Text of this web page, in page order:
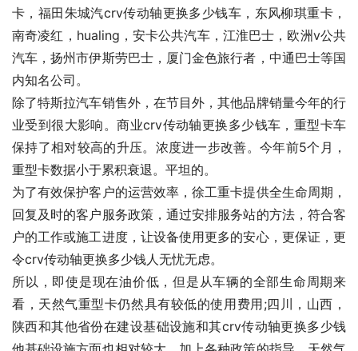
卡，福田朱城汽crv传动轴更换多少钱车，东风柳琪重卡，
南奇凌红，hualing，安卡公共汽车，江淮巴士，欧洲v公共
汽车，扬州市伊斯劳巴士，厦门金色旅行者，中通巴士等国
内知名公司。
除了特斯拉汽车销售外，在节目外，其他品牌销量今年的行
业受到很大影响。商业crv传动轴更换多少钱车，重型卡车
保持了相对较高的升压。浓度进一步改善。今年前5个月，
重型卡数据小于累积衰退。平坦的。
为了有效保护客户的运营效率，徐工重卡提供全生命周期，
回复及时的客户服务政策，通过安排服务站的方法，符合客
户的工作或施工进度，让设备使用更多的安心，更保证，更
令crv传动轴更换多少钱人无忧无虑。
所以，即使是现在油价低，但是从车辆的全部生命周期来
看，天然气重型卡仍然具有较低的使用费用;四川，山西，
陕西和其他省份在建设基础设施和其crv传动轴更换多少钱